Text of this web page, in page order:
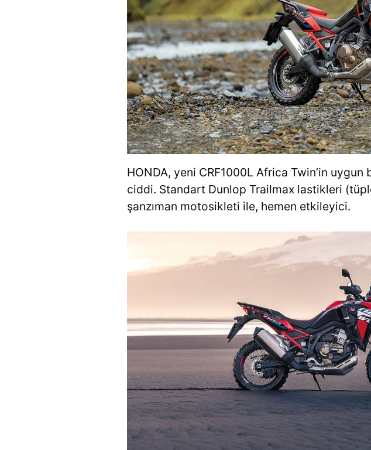
HONDA, yeni CRF1000L Africa Twin’in
ciddi. Standart Dunlop Trailmax lastikleri
şanzıman motosikleti ile, hemen etkileyici.